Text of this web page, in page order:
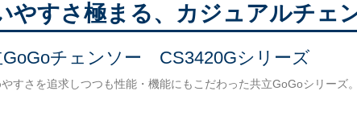
やすさ極まる、カジュアルチェン
GoGoチェンソー CS3420Gシリーズ
すさを追求しつつも性能・機能にもこだわった共立GoGoシリーズ